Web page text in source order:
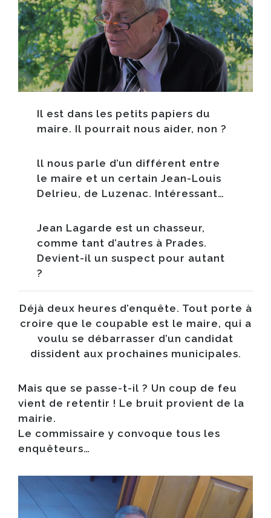
Il est dans les petits papiers du
maire. Il pourrait nous aider, non ?
ll nous parle d’un différent entre
le maire et un certain Jean-Louis
Delrieu, de Luzenac. Intéressant…​
Jean Lagarde est un chasseur,
comme tant d’autres à Prades.
Devient-il un suspect pour autant
?
Déjà deux heures d’enquête. Tout porte à
croire que le coupable est le maire, qui a
voulu se débarrasser d’un candidat
dissident aux prochaines municipales.
Mais que se passe-t-il ? Un coup de feu
vient de retentir ! Le bruit provient de la
mairie.
Le commissaire y convoque tous les
enquêteurs…